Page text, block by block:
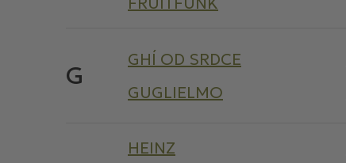
G
GHÍ OD SRDCE
GUGLIELMO
HEINZ